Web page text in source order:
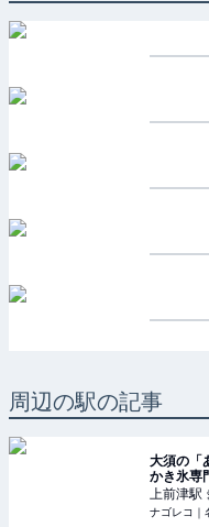
周辺の駅の記事
大須の「
かき氷専
上前津駅
ナゴレコ｜